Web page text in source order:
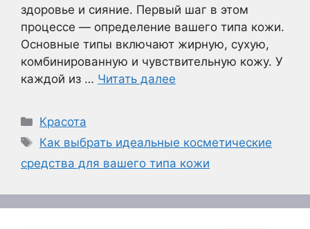
здоровье и сияние. Первый шаг в этом
процессе — определение вашего типа кожи.
Основные типы включают жирную, сухую,
комбинированную и чувствительную кожу. У
каждой из … Читать далее
Рубрики
Красота
Метки
Как выбрать идеальные косметические
средства для вашего типа кожи